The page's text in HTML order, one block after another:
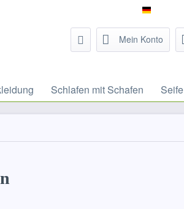
Mein Konto
Schlafen mit Schafen Seife